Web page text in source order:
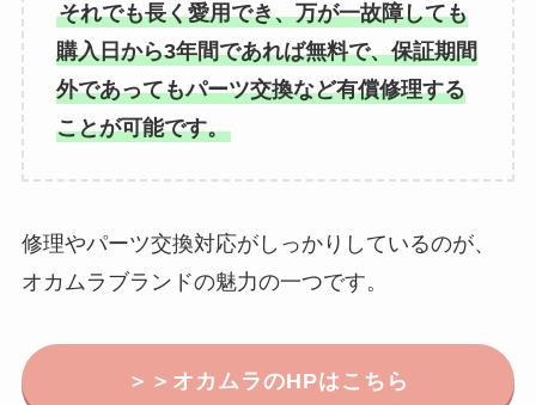
それでも長く愛用でき、万が一故障しても
購入日から3年間であれば無料で、保証期間
外であってもパーツ交換など有償修理する
ことが可能です。
修理やパーツ交換対応がしっかりしているのが、
オカムラブランドの魅力の一つです。
＞＞オカムラのHPはこちら